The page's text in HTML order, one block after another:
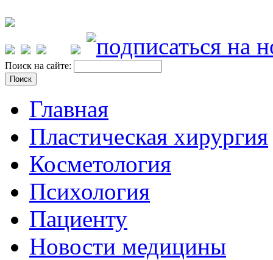
Поиск на сайте:
Главная
Пластическая хирургия
Косметология
Психология
Пациенту
Новости медицины